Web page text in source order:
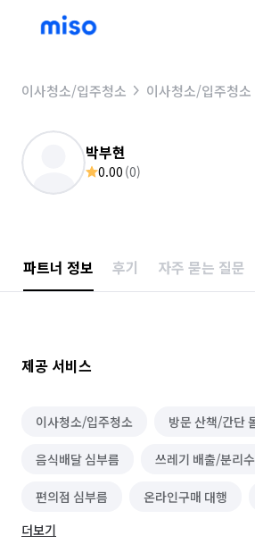
이사청소/입주청소 이사청소/입주청소
박부현
0.00 (0)
파트너 정보 후기 자주 묻는 질문
제공 서비스
이사청소/입주청소 방문 산책/간단
음식배달 심부름 쓰레기 배출/분리
편의점 심부름 온라인구매 대행
역할대행 심부름
더보기